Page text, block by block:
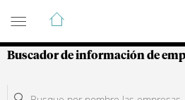
Guía de Empresas
Buscador de información de